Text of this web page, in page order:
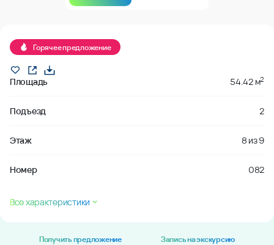
Горячее предложение
Площадь 54.42 м2
Подъезд 2
Этаж 8 из9
Номер 082
Все характеристики
Получить предложение Запись на экскурсию